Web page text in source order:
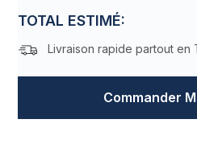
TOTAL ESTIMÉ:
Livraison rapide partout en
Commander